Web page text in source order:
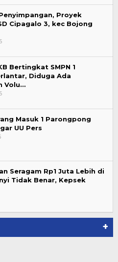
Proyek
Cipagalo 3, kec Bojong
Bertingkat SMPN 1
Diduga Ada
Volu…
Masuk 1 Parongpong
UU Pers
Seragam Rp1 Juta Lebih di
Tidak Benar, Kepsek
+